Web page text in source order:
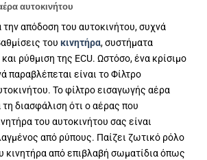
αυτοκινήτου
την απόδοση του αυτοκινήτου, συχνά
του κινητήρα, συστήματα
ρύθμιση της ECU. Ωστόσο, ένα κρίσιμο
παραβλέπεται είναι το Φίλτρο
Το φίλτρο εισαγωγής αέρα
τη διασφάλιση ότι ο αέρας που
του αυτοκινήτου σας είναι
από ρύπους. Παίζει ζωτικό ρόλο
κινητήρα από επιβλαβή σωματίδια όπως